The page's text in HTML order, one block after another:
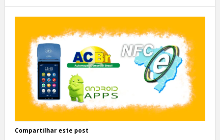
Compartilhar este post